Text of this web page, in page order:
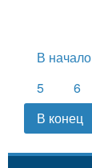
В начало
5
6
В конец